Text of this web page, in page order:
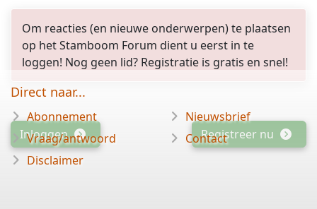
Om reacties (en nieuwe onderwerpen) te plaatsen
op het Stamboom Forum dient u eerst in te
loggen! Nog geen lid? Registratie is gratis en snel!
Inloggen Registreer nu
Direct naar...
Abonnement
Vraag/antwoord
Disclaimer
Nieuwsbrief
Contact